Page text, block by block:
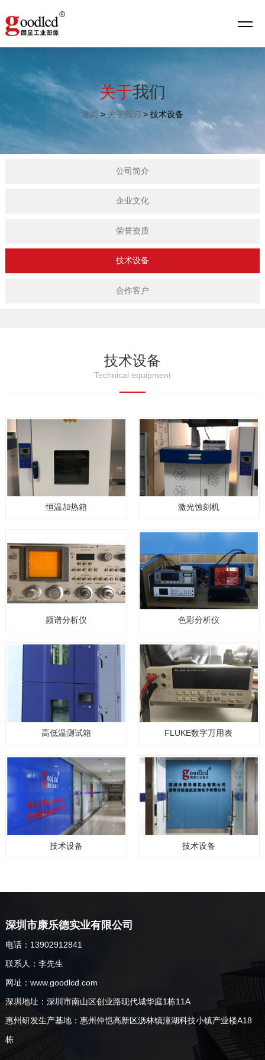
关于我们
首页> 关于我们 > 技术设备
公司简介
企业文化
荣誉资质
技术设备
合作客户
技术设备
Technical equipment
恒温加热箱 激光蚀刻机
频谱分析仪 色彩分析仪
高低温测试箱 FLUKE数字万用表
技术设备 技术设备
深圳市康乐德实业有限公司
电话：13902912841
联系人：李先生
网址：www.goodlcd.com
深圳地址：深圳市南山区创业路现代城华庭1栋11A
惠州研发生产基地：惠州仲恺高新区沥林镇潼湖科技小镇产业楼A18
栋